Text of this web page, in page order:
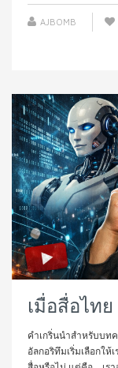
AJBOMB
เมื่อสื่อไท
คำเกริ่นนำสำหรับบท
อัลกอริทึมเริ่มเลือกให้